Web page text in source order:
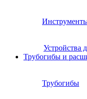
Устройства
Трубогибы и
Трубогибы